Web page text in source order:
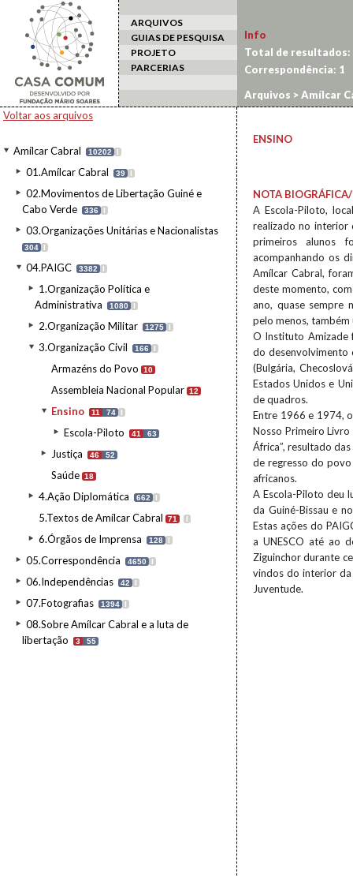
ARQUIVOS
GUIAS DE PESQUISA
PROJETO
PARCERIAS
Voltar aos arquivos
Amílcar Cabral 10202 I
01.Amílcar Cabral 39 I
02.Movimentos de Libertação Guiné e
Cabo Verde
336 I
03.Organizações Unitárias e Nacionalistas
304 I
04.PAIGC 3382 I
1.Organização Política e
Administrativa
1080 I
2.Organização Militar 1275 I
3.Organização Civil 166 I
Armazéns do Povo 10
Assembleia Nacional Popular 12
Ensino 11 74 I
Escola-Piloto 41 63
Justiça 46 52
Saúde 18
4.Ação Diplomática 662 I
5.Textos de Amílcar Cabral 71 I
6.Órgãos de Imprensa 128 I
05.Correspondência 4650 I
06.Independências 42 I
07.Fotografias 1394 I
08.Sobre Amílcar Cabral e a luta de
libertação
3 55
Info
Total de resultados:
Correspondência: 1
Arquivos >Amílcar
ENSINO
NOTA
A Escola-Piloto,
realizado no interior
primeiros alunos
acompanhando os
Amílcar Cabral,
deste momento,
ano, quase sempre
pelo menos, também
O Instituto Amizade
do desenvolvimento
(Bulgária,
Estados Unidos e
de quadros.
Entre 1966 e 1974,
Nosso Primeiro Livro
África”, resultado
de regresso do
africanos.
A Escola-Piloto deu
da Guiné-Bissau e
Estas ações do
a UNESCO até ao
Ziguinchor durante
vindos do interior da
Juventude.